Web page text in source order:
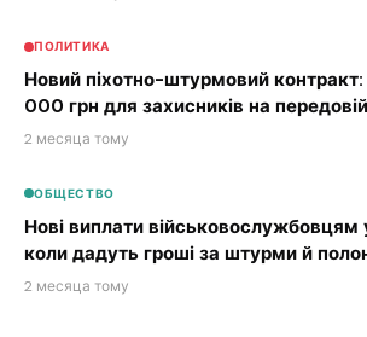
ПОЛИТИКА
Новий піхотно-штурмовий
000 грн для захисників на передовій
2 месяца тому
ОБЩЕСТВО
Нові виплати військовослужбовцям
коли дадуть гроші за штурми й
2 месяца тому